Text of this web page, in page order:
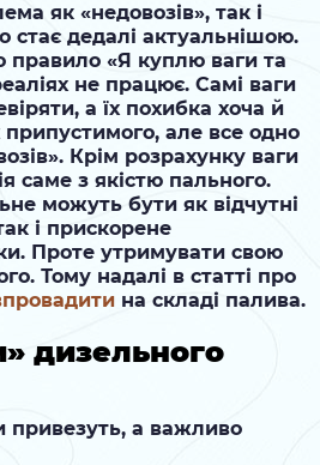
як «недовозів», так і
стає дедалі актуальнішою.
правило «Я куплю ваги та
не працює. Самі ваги
а їх похибка хоча й
але все одно
Крім розрахунку ваги
саме з якістю пального.
можуть бути як відчутні
і прискорене
Проте утримувати свою
Тому надалі в статті про
на складі палива.
дизельного
привезуть, а важливо